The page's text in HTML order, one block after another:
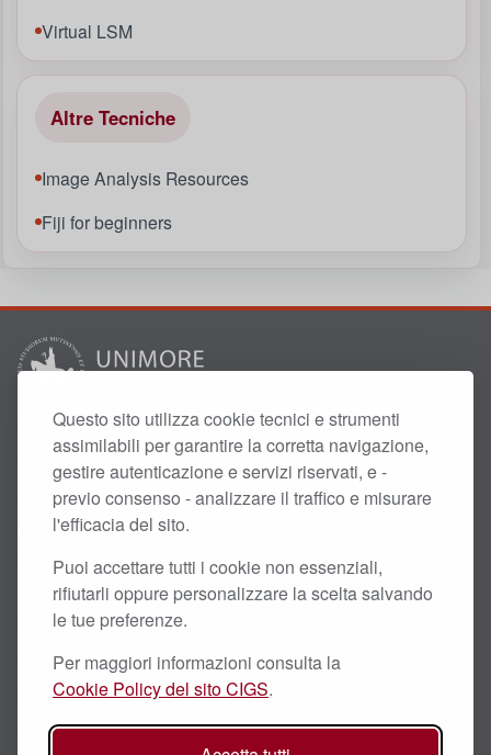
Questo sito utilizza cookie tecnici e strumenti
assimilabili per garantire la corretta navigazione,
gestire autenticazione e servizi riservati, e -
previo consenso - analizzare il traffico e misurare
l'efficacia del sito.
Puoi accettare tutti i cookie non essenziali,
rifiutarli oppure personalizzare la scelta salvando
le tue preferenze.
Per maggiori informazioni consulta la
Cookie Policy del sito CIGS.
Virtual LSM
Altre Tecniche
Image Analysis Resources
Fiji for beginners
CIGS - Centro Interdipartimentale Grandi Strumenti
Università di Modena e Reggio Emilia
Via Campi 213/A, 41125 Modena - Tel.059 2055228 - Fax
059 2055600
PartitaIVA: 00427620364 - PEC:cigs@pec.unimore.it
Ricerca Scientifica
I.L.O.
Dipartimenti
Centri